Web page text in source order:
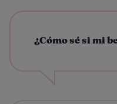
¿Cómo sé si mi